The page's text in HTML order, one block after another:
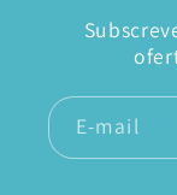
E-mail